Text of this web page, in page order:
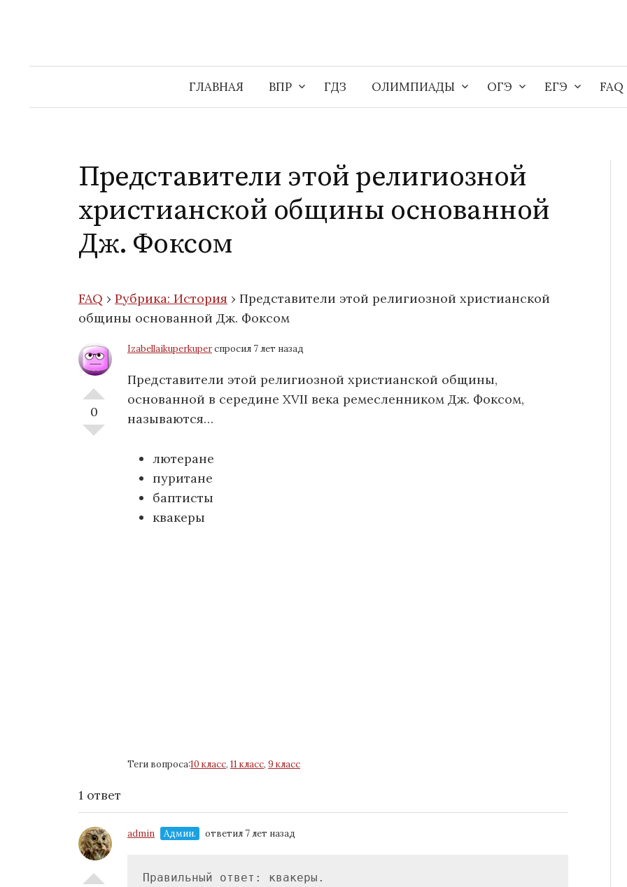
ГЛАВНАЯ ВПР ГДЗ ОЛИМПИАДЫ ОГЭ ЕГЭ FAQ
Представители этой религиозной
христианской общины основанной
Дж. Фоксом
FAQ › Рубрика: История › Представители этой религиозной христианской
общины основанной Дж. Фоксом
0
Izabellaikuperkuperспросил 7 лет назад
Представители этой религиозной христианской общины,
основанной в середине XVII века ремесленником Дж. Фоксом,
называются…
лютеране
пуритане
баптисты
квакеры
Теги вопроса:10 класс, 11 класс, 9 класс
1 ответ
admin Админ. ответил 7 лет назад
Правильный ответ: квакеры.